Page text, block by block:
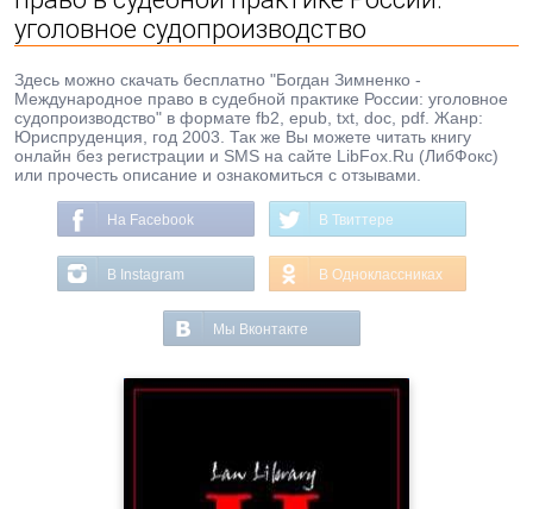
уголовное судопроизводство
Здесь можно скачать бесплатно "Богдан Зимненко -
Международное право в судебной практике России: уголовное
судопроизводство" в формате fb2, epub, txt, doc, pdf. Жанр:
Юриспруденция, год 2003. Так же Вы можете читать книгу
онлайн без регистрации и SMS на сайте LibFox.Ru (ЛибФокс)
или прочесть описание и ознакомиться с отзывами.
На Facebook В Твиттере
В Instagram В Одноклассниках
Мы Вконтакте